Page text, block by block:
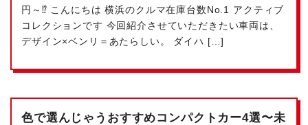
円～⁉ こんにちは 横浜のクルマ在庫台数No.1
アクティブ
コレクションです 今回紹介させていただきたい車両は、
デザイン×ベンリ＝あたらしい。 ダイハ […]
色で選んじゃう おすすめコンパクトカー4選〜未